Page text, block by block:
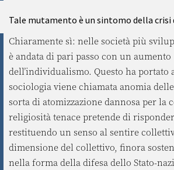
Tale mutamento è un sintomo della
Chiaramente sì: nelle società più
è andata di pari passo con un aumento
dell’individualismo. Questo ha portato
sociologia viene chiamata anomia
sorta di atomizzazione dannosa per la
religiosità tenace pretende di
restituendo un senso al sentire
dimensione del collettivo, finora
nella forma della difesa dello Stato-